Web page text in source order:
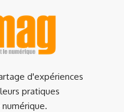
d'expériences
pratiques